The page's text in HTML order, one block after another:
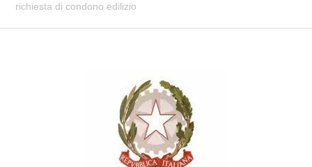
richiesta di condono edilizio